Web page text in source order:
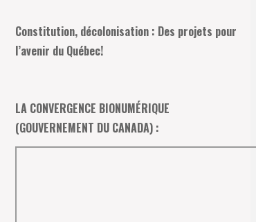
Constitution, décolonisation : Des projets pour
l’avenir du Québec!
LA CONVERGENCE BIONUMÉRIQUE
(GOUVERNEMENT DU CANADA) :